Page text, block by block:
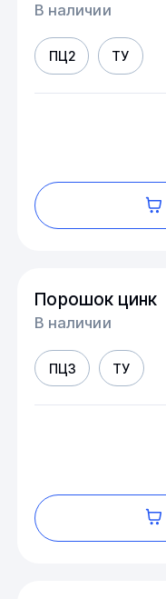
В наличии
ПЦ2 ТУ
Порошок цинк
В наличии
ПЦ3 ТУ